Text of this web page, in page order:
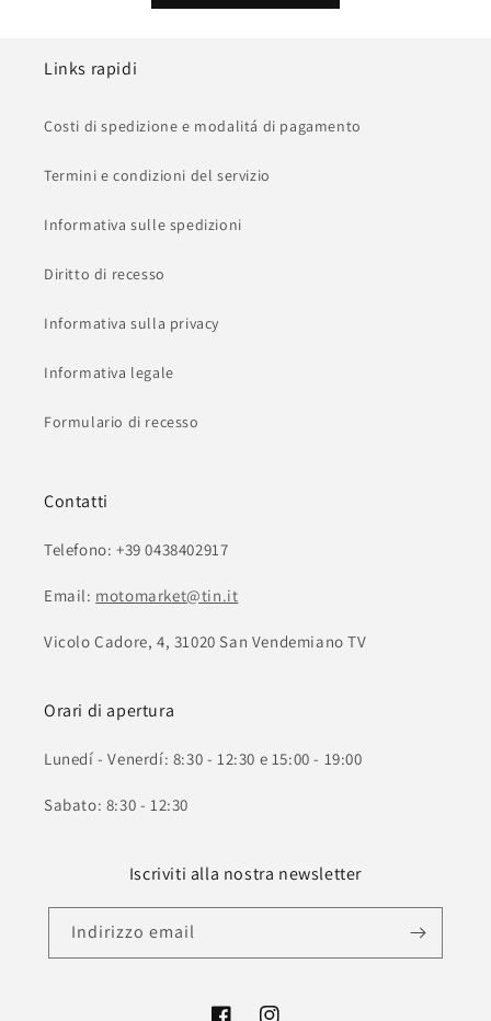
Links rapidi
Costi di spedizione e modalitá di pagamento
Termini e condizioni del servizio
Informativa sulle spedizioni
Diritto di recesso
Informativa sulla privacy
Informativa legale
Formulario di recesso
Contatti
Telefono: +39 0438402917
Email: motomarket@tin.it
Vicolo Cadore, 4, 31020 San Vendemiano TV
Orari di apertura
Lunedí - Venerdí: 8:30 - 12:30 e 15:00 - 19:00
Sabato: 8:30 - 12:30
Iscriviti alla nostra newsletter
Indirizzo email